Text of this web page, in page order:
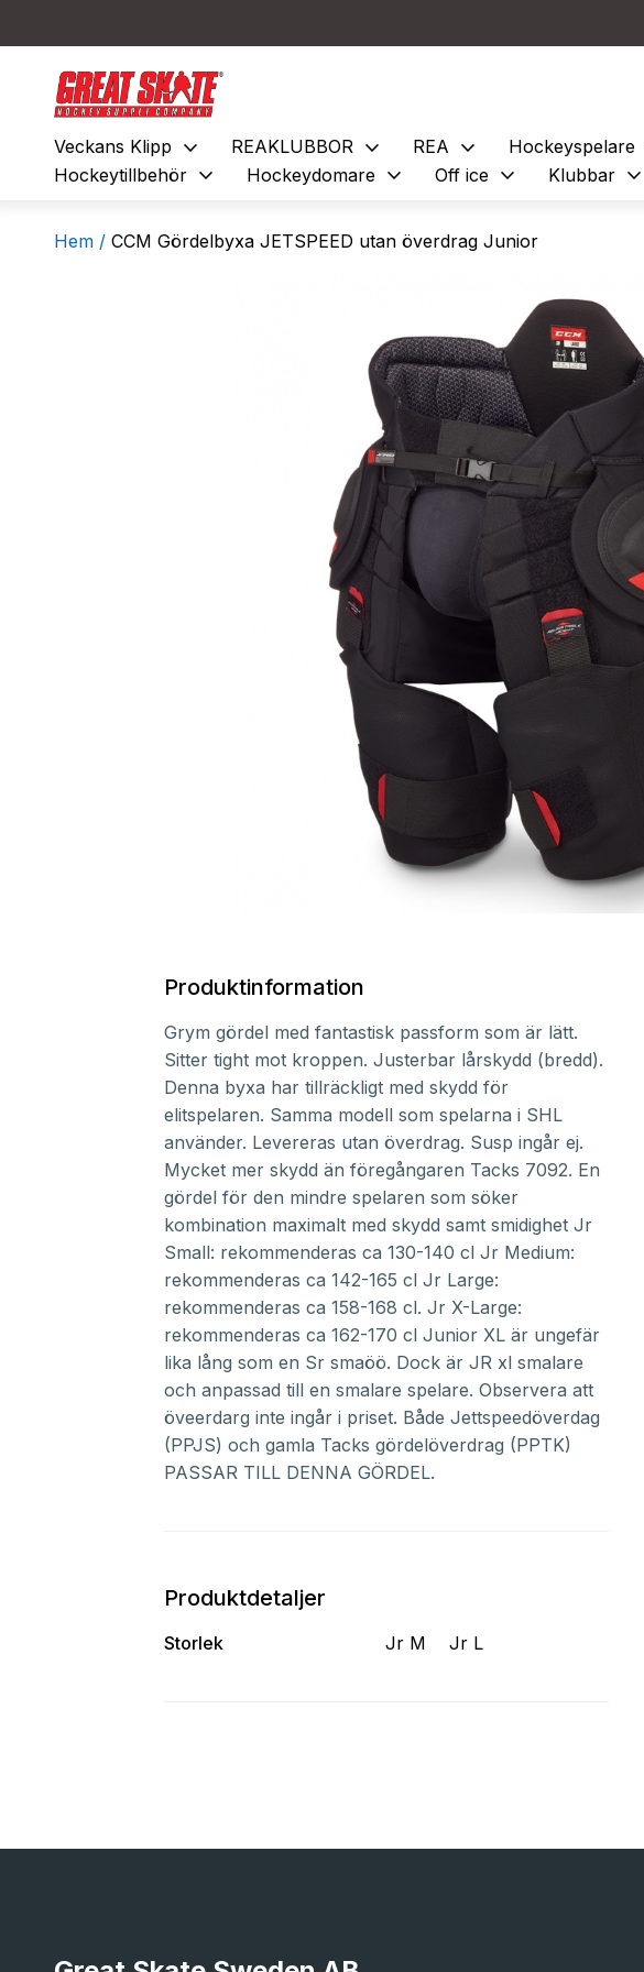
Veckans Klipp expand_more REAKLUBBOR expand_more REA expand_more Hockeyspelare
Hockeytillbehör expand_more Hockeydomare expand_more Off ice expand_more Klubbar expand_more
Hem / CCM Gördelbyxa JETSPEED utan överdrag Junior
Produktinformation
Grym gördel med fantastisk passform som är lätt.
Sitter tight mot kroppen. Justerbar lårskydd (bredd).
Denna byxa har tillräckligt med skydd för
elitspelaren. Samma modell som spelarna i SHL
använder. Levereras utan överdrag. Susp ingår ej.
Mycket mer skydd än föregångaren Tacks 7092. En
gördel för den mindre spelaren som söker
kombination maximalt med skydd samt smidighet Jr
Small: rekommenderas ca 130-140 cl Jr Medium:
rekommenderas ca 142-165 cl Jr Large:
rekommenderas ca 158-168 cl. Jr X-Large:
rekommenderas ca 162-170 cl Junior XL är ungefär
lika lång som en Sr smaöö. Dock är JR xl smalare
och anpassad till en smalare spelare. Observera att
öveerdarg inte ingår i priset. Både Jettspeedöverdag
(PPJS) och gamla Tacks gördelöverdrag (PPTK)
PASSAR TILL DENNA GÖRDEL.
Produktdetaljer
Storlek Jr M Jr L